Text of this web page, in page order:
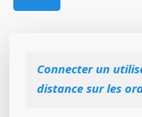
Connecter un
distance sur les